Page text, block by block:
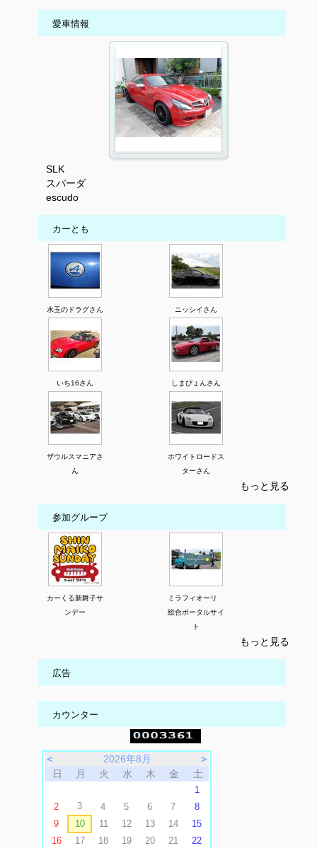
愛車情報
SLK
スパーダ
escudo
カーとも
水玉のドラグさん ニッシイさん
いち16さん しまぴょんさん
ザウルスマニアさ
ん
ホワイトロードス
ターさん
もっと見る
参加グループ
カーくる新舞子サ
ンデー
ミラフィオーリ
総合ポータルサイ
ト
もっと見る
広告
カウンター
＜ 2026年8月
＞
日
月 火 水 木 金 土
1
2
3 4 5 6 7
8
9
10 11 12 13 14
15
16
17 18 19 20 21
22